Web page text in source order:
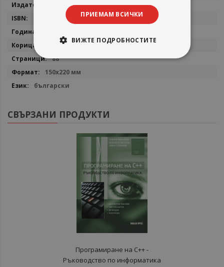
Коала Прес
9786197134063
мека
88
150x220 мм
български
СВЪРЗАНИ ПРОДУКТИ
Програмиране на C++ -
Ръководство по информатика
ПРИЕМАМ ВСИЧКИ
ВИЖТЕ ПОДРОБНОСТИТЕ